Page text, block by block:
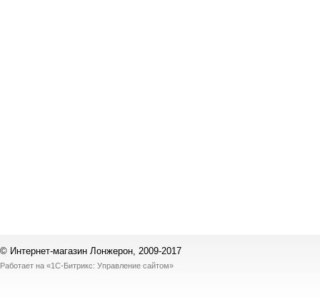
© Интернет-магазин Лонжерон, 2009-2017
Работает на «1С-Битрикс: Управление сайтом»